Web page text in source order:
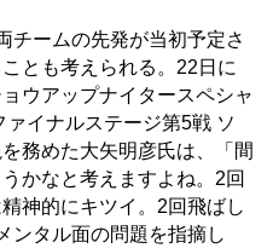
ームの先発が当初予定さ
とも考えられる。22日に
ウアップナイタースペシャ
イナルステージ第5戦 ソ
務めた大矢明彦氏は、「間
かなと考えますよね。2回
神的にキツイ。2回飛ばし
ンタル面の問題を指摘し